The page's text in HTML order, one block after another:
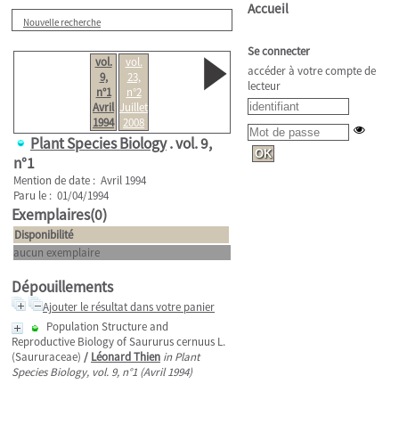
Nouvelle recherche
vol.
9,
n°1
Avril
1994
vol.
23,
n°2
Juillet
2008
Plant Species Biology.vol. 9,
n°1
Mention de date : Avril 1994
Paru le : 01/04/1994
Exemplaires(0)
Disponibilité
aucun exemplaire
Dépouillements
Ajouter le résultat dans votre panier
Population Structure and
Reproductive Biology of Saururus cernuus L.
(Saururaceae) / Léonard Thien in Plant
Species Biology, vol. 9, n°1 (Avril 1994)
Accueil
Se connecter
accéder à votre compte de
lecteur